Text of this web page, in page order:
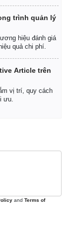
trình quản lý
hiệu đánh giá
quả chi phí.
Article trên
vị trí, quy cách
ưu.
and Terms of